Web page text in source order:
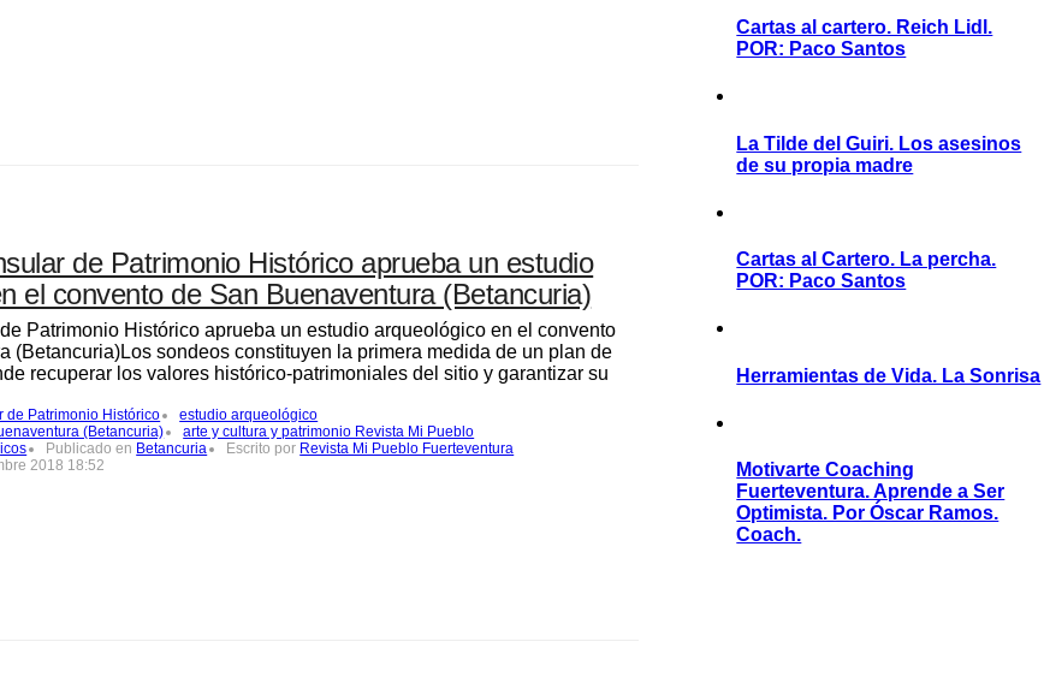
de Patrimonio Histórico aprueba un estudio
el convento de San Buenaventura (Betancuria)
Patrimonio Histórico aprueba un estudio arqueológico en el convento
(Betancuria)Los sondeos constituyen la primera medida de un plan de
recuperar los valores histórico-patrimoniales del sitio y garantizar su
de Patrimonio Histórico
estudio arqueológico
(Betancuria)
arte y cultura y patrimonio Revista Mi Pueblo
Publicado en Betancuria Escrito por Revista Mi Pueblo Fuerteventura
2018 18:52
Cartas al cartero. Reich Lidl.
POR: Paco Santos
La Tilde del Guiri. Los asesinos
de su propia madre
Cartas al Cartero. La percha.
POR: Paco Santos
Herramientas de Vida. La Sonrisa
Motivarte Coaching
Fuerteventura. Aprende a Ser
Optimista. Por Óscar Ramos.
Coach.